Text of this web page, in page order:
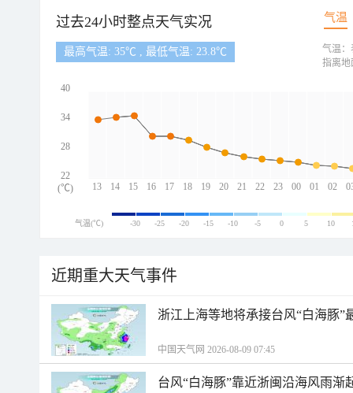
过去24小时整点天气实况 气温
最高气温: 35℃ , 最低气温: 23.8℃
13 14 15 16 17 18 19 20 21 22 23 00 01 02
40
34
28
22
(℃)
气温：
指离地
气温(℃) -30 -25 -20 -15 -10 -5 0 5 10
近期重大天气事件
浙江上海等地将承接台风“白海豚”
中国天气网 2026-08-09 07:45
台风“白海豚”靠近浙闽沿海风雨渐